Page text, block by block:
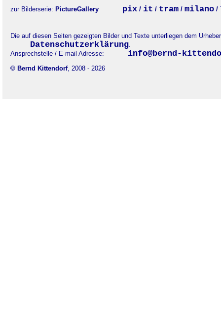
zur Bilderserie: PictureGallery pix / it / tram / milano /
Die auf diesen Seiten gezeigten Bilder und Texte unterliegen dem
Datenschutzerklärung.
Ansprechstelle / E-mail Adresse:
info@bernd-
© Bernd Kittendorf, 2008 - 2026